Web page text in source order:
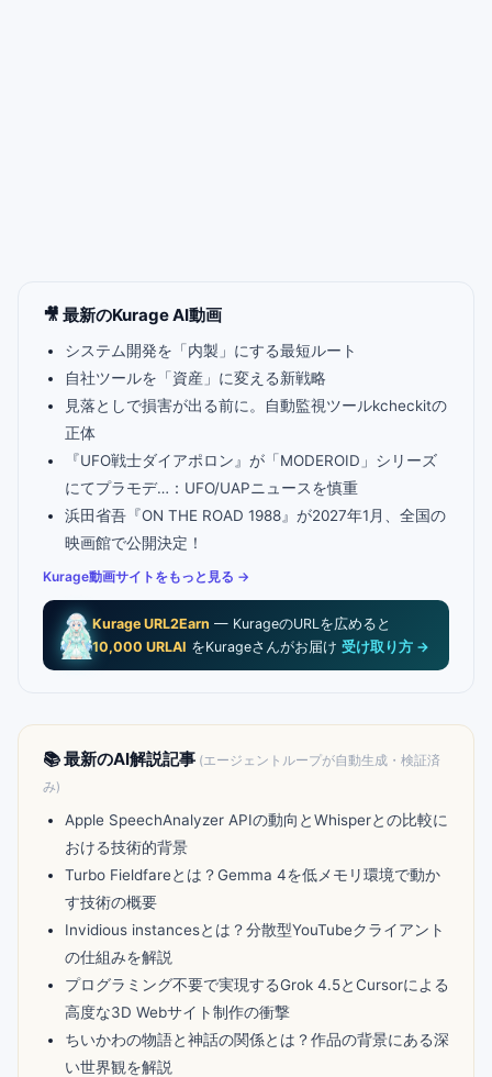
🎥 最新のKurage AI動画
システム開発を「内製」にする最短ルート
自社ツールを「資産」に変える新戦略
見落としで損害が出る前に。自動監視ツールkcheckitの
正体
『UFO戦士ダイアポロン』が「MODEROID」シリーズ
にてプラモデ…：UFO/UAPニュースを慎重
浜田省吾『ON THE ROAD 1988』が2027年1月、全国の
映画館で公開決定！
Kurage動画サイトをもっと見る →
Kurage URL2Earn — KurageのURLを広めると
10,000 URLAI をKurageさんがお届け受け取り方 →
📚 最新のAI解説記事 (エージェントループが自動生成・検証済
み)
Apple SpeechAnalyzer APIの動向とWhisperとの比較に
おける技術的背景
Turbo Fieldfareとは？Gemma 4を低メモリ環境で動か
す技術の概要
Invidious instancesとは？分散型YouTubeクライアント
の仕組みを解説
プログラミング不要で実現するGrok 4.5とCursorによる
高度な3D Webサイト制作の衝撃
ちいかわの物語と神話の関係とは？作品の背景にある深
い世界観を解説